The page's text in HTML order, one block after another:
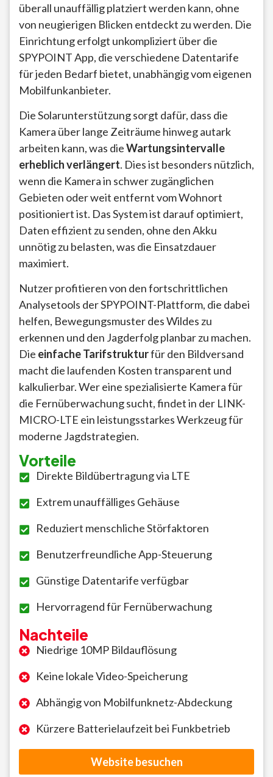
überall unauffällig platziert werden kann, ohne
von neugierigen Blicken entdeckt zu werden. Die
Einrichtung erfolgt unkompliziert über die
SPYPOINT App, die verschiedene Datentarife
für jeden Bedarf bietet, unabhängig vom eigenen
Mobilfunkanbieter.
Die Solarunterstützung sorgt dafür, dass die
Kamera über lange Zeiträume hinweg autark
arbeiten kann, was dieWartungsintervalle
erheblich verlängert. Dies ist besonders nützlich,
wenn die Kamera in schwer zugänglichen
Gebieten oder weit entfernt vom Wohnort
positioniert ist. Das System ist darauf optimiert,
Daten effizient zu senden, ohne den Akku
unnötig zu belasten, was die Einsatzdauer
maximiert.
Nutzer profitieren von den fortschrittlichen
Analysetools der SPYPOINT-Plattform, die dabei
helfen, Bewegungsmuster des Wildes zu
erkennen und den Jagderfolg planbar zu machen.
Die einfache Tarifstrukturfür den Bildversand
macht die laufenden Kosten transparent und
kalkulierbar. Wer eine spezialisierte Kamera für
die Fernüberwachung sucht, findet in der LINK-
MICRO-LTE ein leistungsstarkes Werkzeug für
moderne Jagdstrategien.
Vorteile
Direkte Bildübertragung via LTE
Extrem unauffälliges Gehäuse
Reduziert menschliche Störfaktoren
Benutzerfreundliche App-Steuerung
Günstige Datentarife verfügbar
Hervorragend für Fernüberwachung
Nachteile
Niedrige 10MP Bildauflösung
Keine lokale Video-Speicherung
Abhängig von Mobilfunknetz-Abdeckung
Kürzere Batterielaufzeit bei Funkbetrieb
Website besuchen